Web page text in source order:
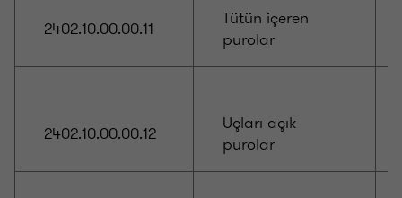
2402.10.00.00.11
Tütün içeren
purolar
2402.10.00.00.12
Uçları açık
purolar